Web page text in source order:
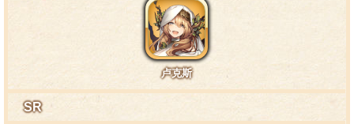
卢克斯
SR